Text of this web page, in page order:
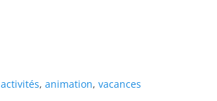
activités, animation, vacances